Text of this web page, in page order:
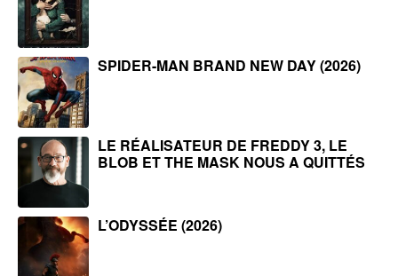
SPIDER-MAN BRAND NEW DAY (2026)
LE RÉALISATEUR DE FREDDY 3, LE
BLOB ET THE MASK NOUS A QUITTÉS
L’ODYSSÉE (2026)